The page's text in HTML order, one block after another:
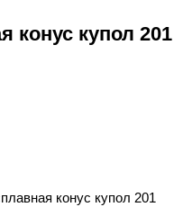
конус купол 201
конус купол 201